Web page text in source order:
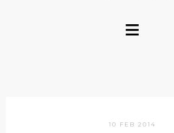
≡
10 FEB 2014